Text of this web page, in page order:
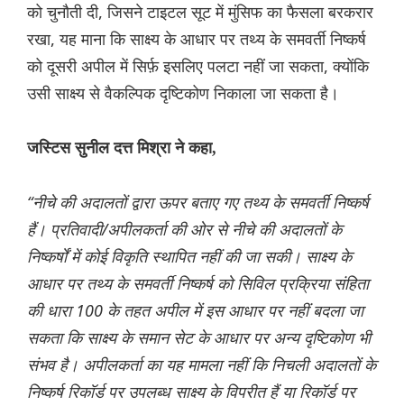
को चुनौती दी, जिसने टाइटल सूट में मुंसिफ का फैसला बरकरार
रखा, यह माना कि साक्ष्य के आधार पर तथ्य के समवर्ती निष्कर्ष
को दूसरी अपील में सिर्फ़ इसलिए पलटा नहीं जा सकता, क्योंकि
उसी साक्ष्य से वैकल्पिक दृष्टिकोण निकाला जा सकता है।
जस्टिस सुनील दत्त मिश्रा ने कहा,
“नीचे की अदालतों द्वारा ऊपर बताए गए तथ्य के समवर्ती निष्कर्ष
हैं। प्रतिवादी/अपीलकर्ता की ओर से नीचे की अदालतों के
निष्कर्षों में कोई विकृति स्थापित नहीं की जा सकी। साक्ष्य के
आधार पर तथ्य के समवर्ती निष्कर्ष को सिविल प्रक्रिया संहिता
की धारा 100 के तहत अपील में इस आधार पर नहीं बदला जा
सकता कि साक्ष्य के समान सेट के आधार पर अन्य दृष्टिकोण भी
संभव है। अपीलकर्ता का यह मामला नहीं कि निचली अदालतों के
निष्कर्ष रिकॉर्ड पर उपलब्ध साक्ष्य के विपरीत हैं या रिकॉर्ड पर